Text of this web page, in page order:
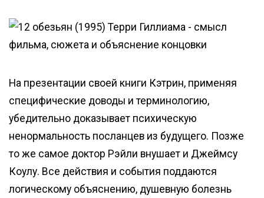
На презентации своей книги Кэтрин, применяя
специфические доводы и терминологию,
убедительно доказывает психическую
ненормальность посланцев из будущего. Позже
то же самое доктор Рэйли внушает и Джеймсу
Коулу. Все действия и события поддаются
логическому объяснению, душевную болезнь